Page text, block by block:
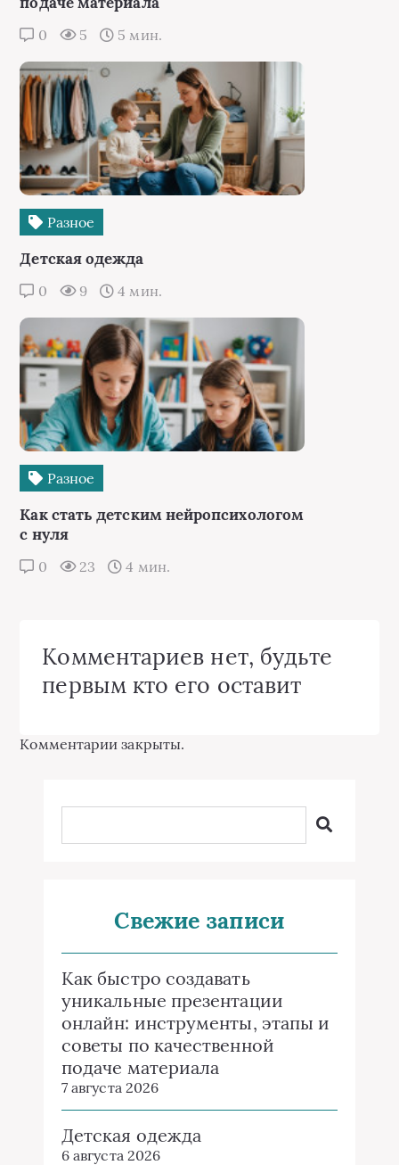
0 5 5 мин.
Разное
Детская одежда
0 9 4 мин.
Разное
Как стать детским нейропсихологом
с нуля
0 23 4 мин.
Комментариев нет, будьте
первым кто его оставит
Комментарии закрыты.
Свежие записи
Как быстро создавать
уникальные презентации
онлайн: инструменты, этапы и
советы по качественной
подаче материала
7 августа 2026
Детская одежда
6 августа 2026